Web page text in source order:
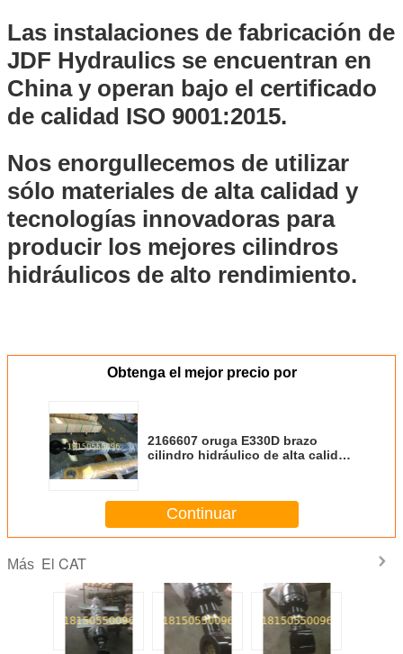
Las instalaciones de fabricación de
JDF Hydraulics se encuentran en
China y operan bajo el certificado
de calidad ISO 9001:2015.
Nos enorgullecemos de utilizar
sólo materiales de alta calidad y
tecnologías innovadoras para
producir los mejores cilindros
hidráulicos de alto rendimiento.
Obtenga el mejor precio por
2166607 oruga E330D brazo
cilindro hidráulico de alta calidad
Continuar
Más El CAT